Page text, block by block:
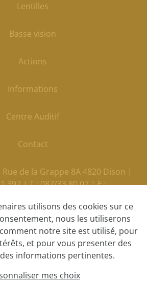
Lentilles
Basse vision
Actions
Informations
Centre Auditif
Contact
de confidentialité
de non-responsabilité
de la Grappe 8A 4820 Dison |
| T : 087/33 80 07 | E :
utilisons des cookies sur ce
nous les utiliserons
notre site est utilisé, pour
et pour vous presenter des
informations pertinentes.
mes choix